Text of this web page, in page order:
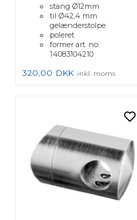
stang Ø12mm
til Ø42,4 mm
gelænderstolpe
poleret
former art. no.
14083104210
320,00 DKK inkl. moms